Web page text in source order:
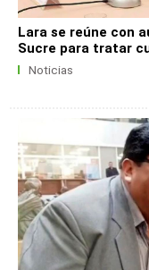
Lara se reúne con
Sucre para tratar
Noticias